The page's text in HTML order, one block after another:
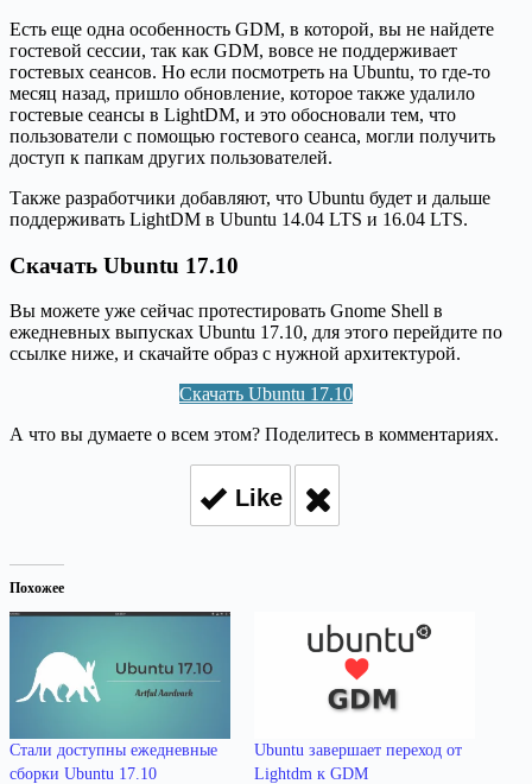
Есть еще одна особенность GDM, в которой, вы не найдете
гостевой сессии, так как GDM, вовсе не поддерживает
гостевых сеансов. Но если посмотреть на Ubuntu, то где-то
месяц назад, пришло обновление, которое также удалило
гостевые сеансы в LightDM, и это обосновали тем, что
пользователи с помощью гостевого сеанса, могли получить
доступ к папкам других пользователей.
Также разработчики добавляют, что Ubuntu будет и дальше
поддерживать LightDM в Ubuntu 14.04 LTS и 16.04 LTS.
Скачать Ubuntu 17.10
Вы можете уже сейчас протестировать Gnome Shell в
ежедневных выпусках Ubuntu 17.10, для этого перейдите по
ссылке ниже, и скачайте образ с нужной архитектурой.
Скачать Ubuntu 17.10
А что вы думаете о всем этом? Поделитесь в комментариях.
Like
Похожее
Стали доступны ежедневные
сборки Ubuntu 17.10
Ubuntu завершает переход от
Lightdm к GDM